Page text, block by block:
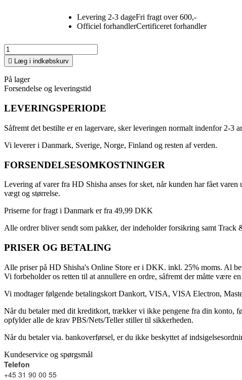
Levering 2-3 dageFri fragt over 600,-
Officiel forhandlerCertificeret forhandler
 Læg i indkøbskurv
På lager
Forsendelse og leveringstid
LEVERINGSPERIODE
Såfremt det bestilte er en lagervare, sker leveringen normalt indenfor 2-3
Vi leverer i Danmark, Sverige, Norge, Finland og resten af verden.
FORSENDELSESOMKOSTNINGER
Levering af varer fra HD Shisha anses for sket, når kunden har fået
vægt og størrelse.
Priserne for fragt i Danmark er fra 49,99 DKK
Alle ordrer bliver sendt som pakker, der indeholder forsikring samt Track
PRISER OG BETALING
Alle priser på HD Shisha's Online Store er i DKK. inkl. 25% moms. Al
Vi forbeholder os retten til at annullere en ordre, såfremt der måtte være
Vi modtager følgende betalingskort Dankort, VISA, VISA Electron,
Når du betaler med dit kreditkort, trækker vi ikke pengene fra din konto,
opfylder alle de krav PBS/Nets/Teller stiller til sikkerheden.
Når du betaler via. bankoverførsel, er du ikke beskyttet af
Kundeservice og spørgsmål
Telefon
+45 31 90 00 55